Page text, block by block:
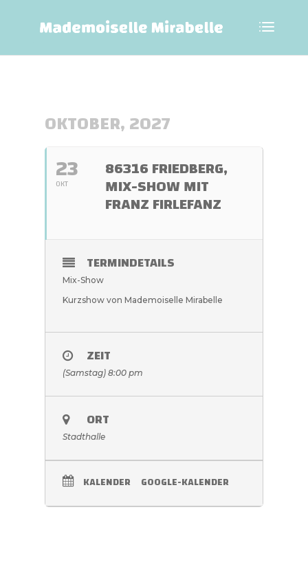
OKTOBER, 2027
23
OKT
86316 FRIEDBERG,
MIX-SHOW MIT
FRANZ FIRLEFANZ
TERMINDETAILS
Mix-Show
Kurzshow von Mademoiselle Mirabelle
ZEIT
(Samstag) 8:00 pm
ORT
Stadthalle
KALENDER GOOGLE-KALENDER